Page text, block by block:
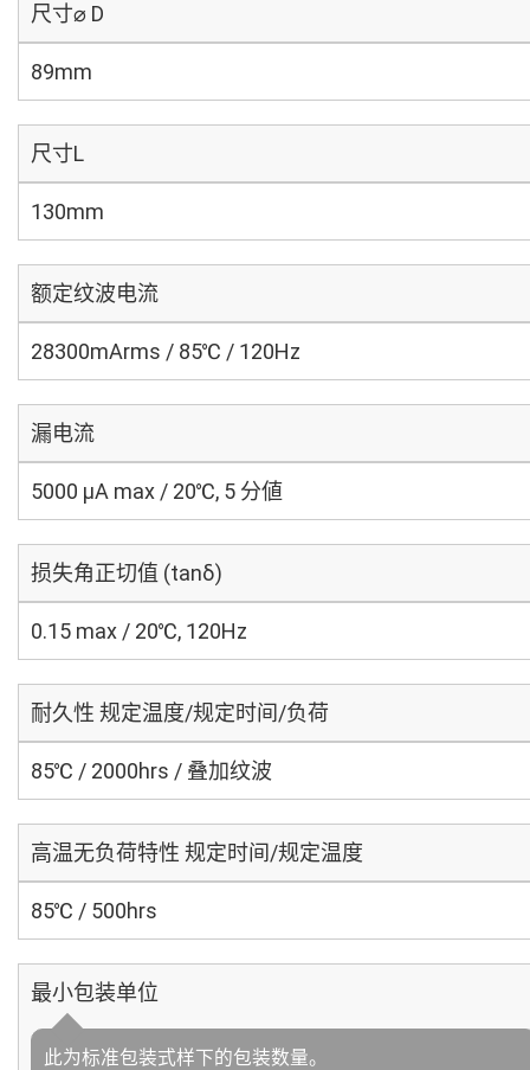
尺寸⌀ D
89mm
尺寸L
130mm
额定纹波电流
28300mArms / 85℃ / 120Hz
漏电流
5000 μA max / 20℃, 5 分値
损失角正切值 (tanδ)
0.15 max / 20℃, 120Hz
耐久性 规定温度/规定时间/负荷
85℃ / 2000hrs / 叠加纹波
高温无负荷特性 规定时间/规定温度
85℃ / 500hrs
最小包装单位
此为标准包装式样下的包装数量。